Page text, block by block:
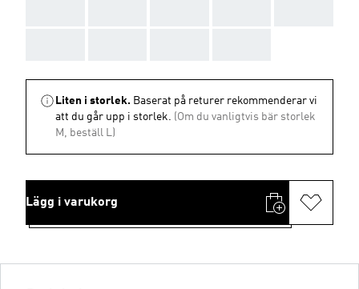
Liten i storlek. Baserat på returer rekommenderar vi
att du går upp i storlek. (Om du vanligtvis bär storlek
M, beställ L)
Lägg i varukorg